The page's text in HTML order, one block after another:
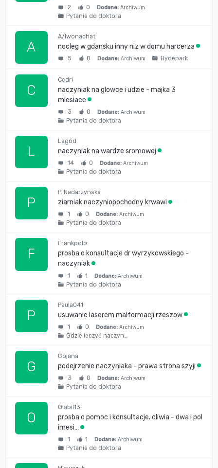
2 0 Dodane:Archiwum
Pytania do doktora
A
A/Iwonachat
nocleg w gdansku inny niz w domu harcerza
5 0 Dodane:Archiwum Hydepark
C
Cedri
naczyniak na glowce i udzie - majka 3
miesiace
3 0 Dodane:Archiwum
Pytania do doktora
L
Lagod
naczyniak na wardze sromowej
14 0 Dodane:Archiwum
Pytania do doktora
P
P. Nadarzynska
ziarniak naczyniopochodny krwawi
1 0 Dodane:Archiwum
Pytania do doktora
F
Frankpolo
prosba o konsultacje dr wyrzykowskiego -
naczyniak
1 1 Dodane:Archiwum
Pytania do doktora
P
Paula041
usuwanie laserem malformacji rzeszow
1 0 Dodane:Archiwum
Gdzie leczyć naczyn…
G
Gojana
podejrzenie naczyniaka - prawa strona szyji
3 0 Dodane:Archiwum
Pytania do doktora
O
Olabil13
prosba o pomoc i konsultacje. oliwia - dwa i pol
imesi…
1 1 Dodane:Archiwum
Pytania do doktora